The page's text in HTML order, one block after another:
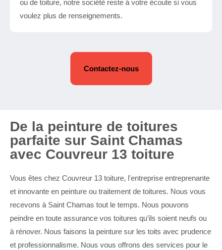
ou de toiture, notre société reste à votre écoute si vous
voulez plus de renseignements.
Contactez-nous
De la peinture de toitures
parfaite sur Saint Chamas
avec Couvreur 13 toiture
Vous êtes chez Couvreur 13 toiture, l'entreprise entreprenante
et innovante en peinture ou traitement de toitures. Nous vous
recevons à Saint Chamas tout le temps. Nous pouvons
peindre en toute assurance vos toitures qu’ils soient neufs ou
à rénover. Nous faisons la peinture sur les toits avec prudence
et professionnalisme. Nous vous offrons des services pour le